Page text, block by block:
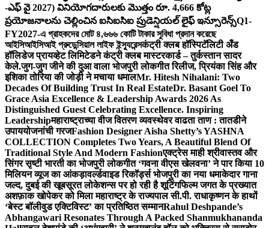
-ఎఫ్ వై 2027) వినియోగదారులకు మొత్తం రూ. 4,666 కోట్ల
ప్రయోజనాలను చెల్లించిన ఐసిఐసిఐ ప్రుడెన్షియల్ లైఫ్ ఇన్సూరెన్స్Q1-
FY2027-এ গ্রাহকদের মোট ৪,৬৬৬ কোটি টাকার সুবিধা প্রদান করেছে
আইসিআইসিআই প্রুডেন্সিয়াল লাইফ ইন্স্যুরেন্সकंट्री क्लब हॉस्पिटॅलिटी अँड
हॉलिडेज प्रायव्हेट लिमिटेडने कंट्री क्लब मास्टरकार्ड – तुर्कस्तान सादर
केले.जुग-जुग जीने की दुआ वाला भोजपुरी लोकगीत रिलीज, प्रियंका सिंह और
इशिका तोरिया की जोड़ी ने मचाया धमालMr. Hitesh Nihalani: Two
Decades Of Building Trust In Real EstateDr. Basant Goel To
Grace Asia Excellence & Leadership Awards 2026 As
Distinguished Guest Celebrating Excellence. Inspiring
Leadershipमहाराष्ट्राच्या वीज वितरण व्यवस्थेवर वाढता ताण : तातडीने
उपाययोजनांची गरजFashion Designer Aisha Shetty’s YASHNA
COLLECTION Completes Two Years, A Beautiful Blend Of
Traditional Style And Modern Fashionएक्ट्रेस माही श्रीवास्तव और
सिंगर सृष्टी भारती का भोजपुरी लोकगीत ‘गवना वीएस खेलवना’ ने पार किया 10
मिलियन व्यूज का आंकड़ावर्ल्डवाइड रिकॉर्ड्स भोजपुरी का नया धमाकेदार गाना
जल्द, दुबई की खूबसूरत लोकेशन्स पर हो रही है शूटिंगफिल्म जगत के प्रख्यात
अशफ़ाक खोपेकर को मिला महाराष्ट्र के राज्यपाल सी.पी. राधाकृष्णन के हाथों
‘बेस्ट बॉलीवुड एक्टिविस्ट’ का प्रतिष्ठित सम्मानRahul Deshpande’s
Abhangawari Resonates Through A Packed Shanmukhananda